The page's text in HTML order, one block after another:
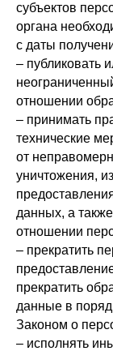
субъектов
органа
с даты
– публиковать
отношении
– принимать
технические
от
уничтожения,
данных, а
отношении
– прекратить
прекратить
данные в
Законом о
– исполнять